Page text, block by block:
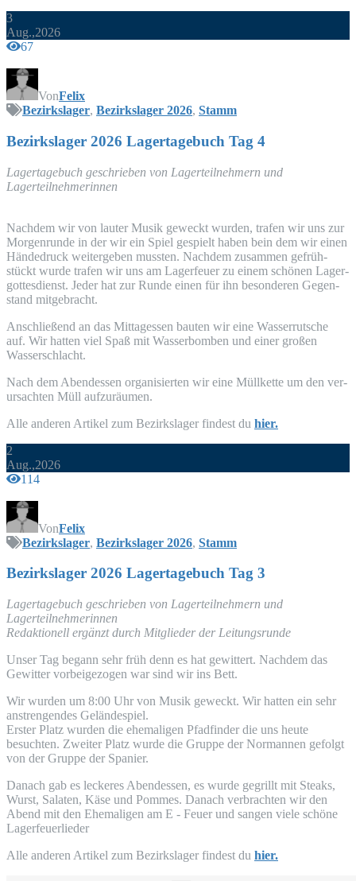
3
Aug.,2026
67
VonFelix
Bezirkslager, Bezirkslager 2026, Stamm
Bezirks­la­ger 2026 Lager­ta­ge­buch Tag 4
Lager­ta­ge­buch geschrie­ben von Lager­teil­neh­mern und
Lagerteilnehmerinnen
Nach­dem wir von lau­ter Musik geweckt wur­den, tra­fen wir uns zur
Mor­gen­run­de in der wir ein Spiel gespielt haben bein dem wir einen
Hän­de­druck wei­ter­ge­ben muss­ten. Nach­dem zusam­men gefrüh­
stückt wur­de tra­fen wir uns am Lager­feu­er zu einem schö­nen Lager­
got­tes­dienst. Jeder hat zur Run­de einen für ihn beson­de­ren Gegen­
stand mitgebracht.
Anschlie­ßend an das Mit­tag­essen bau­ten wir eine Was­ser­rut­sche
auf. Wir hat­ten viel Spaß mit Was­ser­bom­ben und einer gro­ßen
Wasserschlacht.
Nach dem Abend­essen orga­ni­sier­ten wir eine Müll­ket­te um den ver­
ur­sach­ten Müll aufzuräumen.
Alle ande­ren Arti­kel zum Bezirks­la­ger fin­dest du hier.
2
Aug.,2026
114
VonFelix
Bezirkslager, Bezirkslager 2026, Stamm
Bezirks­la­ger 2026 Lager­ta­ge­buch Tag 3
Lager­ta­ge­buch geschrie­ben von Lager­teil­neh­mern und
Lagerteilnehmerinnen
Redak­tio­nell ergänzt durch Mit­glie­der der Leitungsrunde
Unser Tag begann sehr früh denn es hat gewit­tert. Nach­dem das
Gewit­ter vor­bei­ge­zo­gen war sind wir ins Bett.
Wir wur­den um 8:00 Uhr von Musik geweckt. Wir hat­ten ein sehr
anstren­gen­des Geländespiel.
Ers­ter Platz wur­den die ehe­ma­li­gen Pfad­fin­der die uns heu­te
besuch­ten. Zwei­ter Platz wur­de die Grup­pe der Nor­man­nen gefolgt
von der Grup­pe der Spanier.
Danach gab es lecke­res Abend­essen, es wur­de gegrillt mit Steaks,
Wurst, Sala­ten, Käse und Pom­mes. Danach ver­brach­ten wir den
Abend mit den Ehe­ma­li­gen am E - Feu­er und san­gen vie­le schö­ne
Lagerfeuerlieder
Alle ande­ren Arti­kel zum Bezirks­la­ger fin­dest du hier.